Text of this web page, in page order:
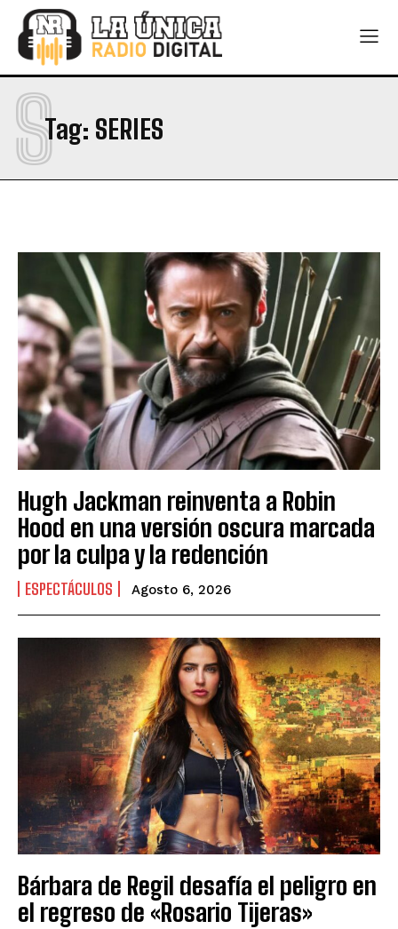
Tag: SERIES
S
Hugh Jackman reinventa a Robin
Hood en una versión oscura marcada
por la culpa y la redención
ESPECTÁCULOS Agosto 6, 2026
Bárbara de Regil desafía el peligro en
el regreso de «Rosario Tijeras»